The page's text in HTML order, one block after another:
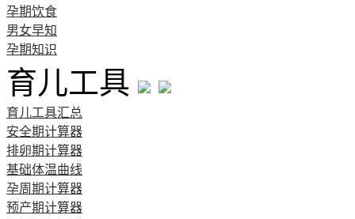
孕期饮食
男女早知
孕期知识
育儿工具
育儿工具汇总
安全期计算器
排卵期计算器
基础体温曲线
孕周期计算器
预产期计算器